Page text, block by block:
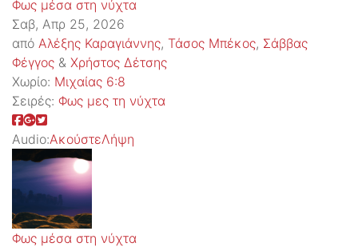
Φως μέσα στη νύχτα
Σαβ, Απρ 25, 2026
από Αλέξης Καραγιάννης, Τάσος Μπέκος, Σάββας
Φέγγος & Χρήστος Δέτσης
Χωρίο: Μιχαίας 6:8
Σειρές: Φως μες τη νύχτα
Audio:ΑκούστεΛήψη
Φως μέσα στη νύχτα